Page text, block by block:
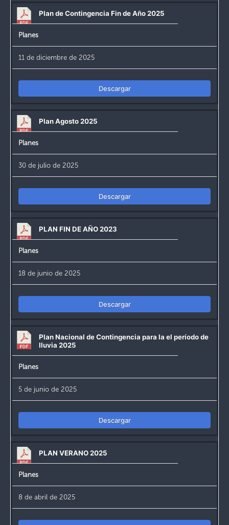
Plan de Contingencia Fin de Año 2025
Planes
11 de diciembre de 2025
Descargar
Plan Agosto 2025
Planes
30 de julio de 2025
Descargar
PLAN FIN DE AÑO 2023
Planes
18 de junio de 2025
Descargar
Plan Nacional de Contingencia para la el período de
lluvia 2025
Planes
5 de junio de 2025
Descargar
PLAN VERANO 2025
Planes
8 de abril de 2025